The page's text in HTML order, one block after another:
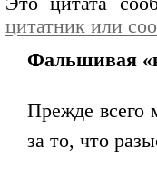
цитатник или
Фальшивая
Прежде всего
за то, что